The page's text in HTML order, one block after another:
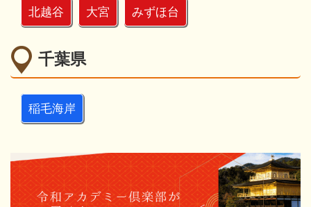
北越谷 大宮 みずほ台
千葉県
稲毛海岸